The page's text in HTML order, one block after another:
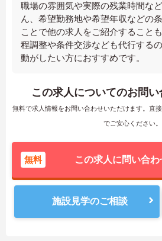
職場の雰囲気や実際の残業時間な
ん、希望勤務地や希望年収などの
ことで他の求人をご紹介すること
程調整や条件交渉なども代行する
動がしたい方におすすめです。
この求人についてのお問
無料で求人情報をお問い合わせいただけます。直
でご安心ください。
無料 この求人に問い合わ
施設見学のご相談